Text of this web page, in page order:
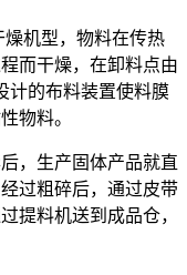
机型，物料在传热
而干燥，在卸料点由
计的布料装置使料膜
物料。
，生产固体产品就直
过粗碎后，通过皮带
提料机送到成品仓，